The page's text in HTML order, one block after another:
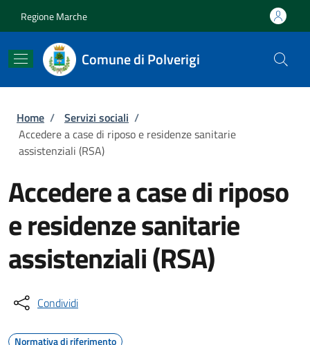
Regione Marche
Comune di Polverigi
Briciole di pane
Home / Servizi sociali /
Accedere a case di riposo e residenze sanitarie
assistenziali (RSA)
Accedere a case di riposo
e residenze sanitarie
assistenziali (RSA)
Condividi
Normativa di riferimento